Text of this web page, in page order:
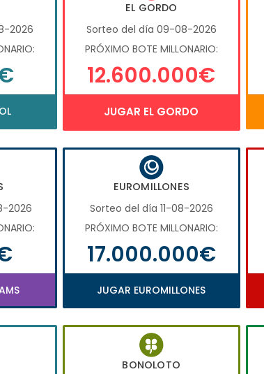
2026
EL GORDO
Sorteo del día 09-08-2026
PRÓXIMO BOTE MILLONARIO:
12.600.000€
JUGAR EL GORDO
2026
EUROMILLONES
Sorteo del día 11-08-2026
PRÓXIMO BOTE MILLONARIO:
17.000.000€
JUGAR EUROMILLONES
BONOLOTO